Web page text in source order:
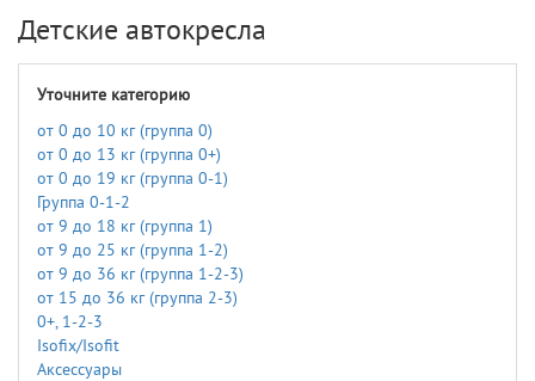
Детские автокресла
Уточните категорию
от 0 до 10 кг (группа 0)
от 0 до 13 кг (группа 0+)
от 0 до 19 кг (группа 0-1)
Группа 0-1-2
от 9 до 18 кг (группа 1)
от 9 до 25 кг (группа 1-2)
от 9 до 36 кг (группа 1-2-3)
от 15 до 36 кг (группа 2-3)
0+, 1-2-3
Isofix/Isofit
Аксессуары